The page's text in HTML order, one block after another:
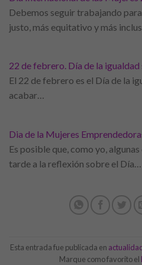
Debemos seguir trabajando
justo, más equitativo y más
22 de febrero. Día de la igualdad
El 22 de febrero es el Día de la
acabar…
Dia de la Mujeres
Es posible que, como yo,
tarde a la reflexión sobre el Día…
Esta entrada fue publicada en
Marque como favorito el